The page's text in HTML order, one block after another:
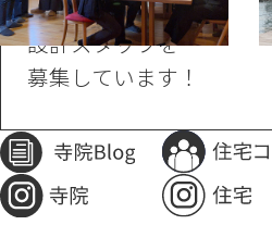
和の建築に関わりたい、
設計スタッフを
募集しています！